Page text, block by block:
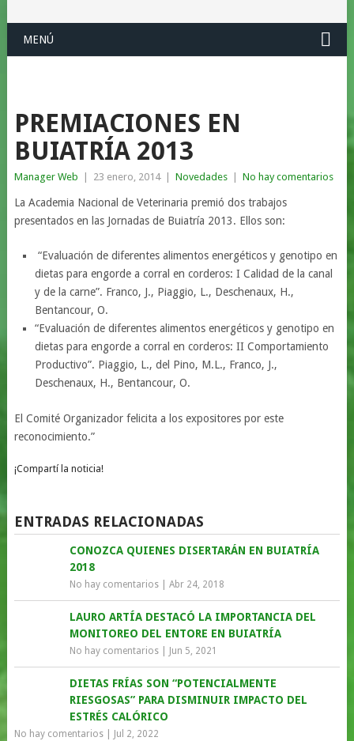
MENÚ
PREMIACIONES EN
BUIATRÍA 2013
Manager Web 23 enero, 2014 Novedades No hay comentarios
La Academia Nacional de Veterinaria premió dos trabajos
presentados en las Jornadas de Buiatría 2013. Ellos son:
“Evaluación de diferentes alimentos energéticos y genotipo en
dietas para engorde a corral en corderos: I Calidad de la canal
y de la carne”. Franco, J., Piaggio, L., Deschenaux, H.,
Bentancour, O.
“Evaluación de diferentes alimentos energéticos y genotipo en
dietas para engorde a corral en corderos: II Comportamiento
Productivo”. Piaggio, L., del Pino, M.L., Franco, J.,
Deschenaux, H., Bentancour, O.
El Comité Organizador felicita a los expositores por este
reconocimiento.”
¡Compartí la noticia!
ENTRADAS RELACIONADAS
CONOZCA QUIENES DISERTARÁN EN BUIATRÍA
2018
No hay comentarios| Abr 24, 2018
LAURO ARTÍA DESTACÓ LA IMPORTANCIA DEL
MONITOREO DEL ENTORE EN BUIATRÍA
No hay comentarios| Jun 5, 2021
DIETAS FRÍAS SON “POTENCIALMENTE
RIESGOSAS” PARA DISMINUIR IMPACTO DEL
ESTRÉS CALÓRICO
No hay comentarios| Jul 2, 2022